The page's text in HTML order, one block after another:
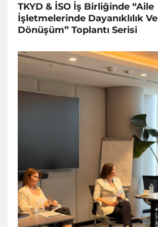
TKYD & İSO İş Birliğinde “Aile
İşletmelerinde Dayanıklılık Ve
Dönüşüm” Toplantı Serisi